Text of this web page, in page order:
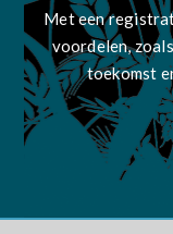
Met een
voordelen,
toekomst